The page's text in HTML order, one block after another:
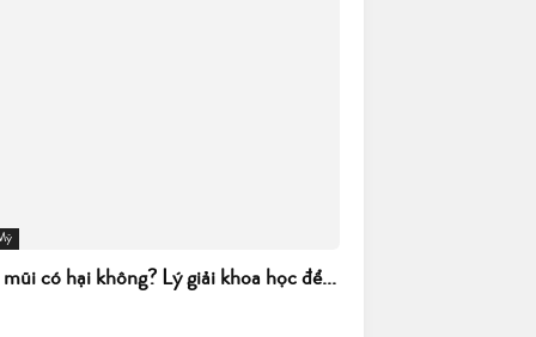
có hại không? Lý giải khoa học để...